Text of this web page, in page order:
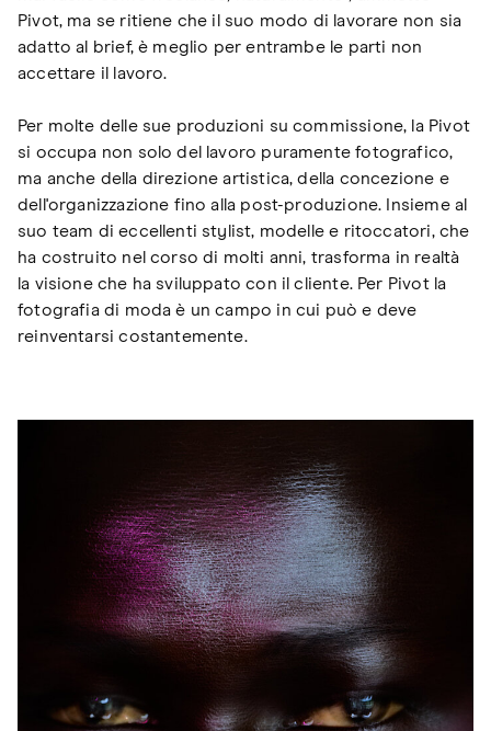
Pivot, ma se ritiene che il suo modo di lavorare non sia
adatto al brief, è meglio per entrambe le parti non
accettare il lavoro.
Per molte delle sue produzioni su commissione, la Pivot
si occupa non solo del lavoro puramente fotografico,
ma anche della direzione artistica, della concezione e
dell'organizzazione fino alla post-produzione. Insieme al
suo team di eccellenti stylist, modelle e ritoccatori, che
ha costruito nel corso di molti anni, trasforma in realtà
la visione che ha sviluppato con il cliente. Per Pivot la
fotografia di moda è un campo in cui può e deve
reinventarsi costantemente.